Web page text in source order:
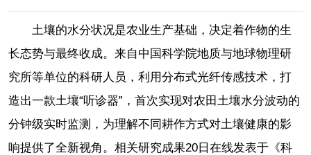
土壤的水分状况是农业生产基础，决定着作物的生
长态势与最终收成。来自中国科学院地质与地球物理研
究所等单位的科研人员，利用分布式光纤传感技术，打
造出一款土壤“听诊器”，首次实现对农田土壤水分波动的
分钟级实时监测，为理解不同耕作方式对土壤健康的影
响提供了全新视角。相关研究成果20日在线发表于《科